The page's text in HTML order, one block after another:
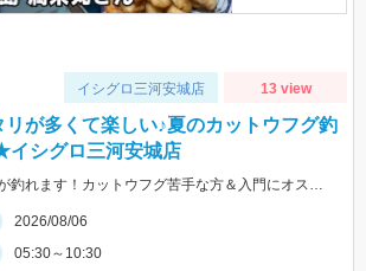
イシグロ三河安城店 13 view
が多くて楽しい♪夏のカットウフグ釣
イシグロ三河安城店
夏はアタリが多く、数が釣れます！カットウフグ苦手な方＆入門にオススメですよ～
2026/08/06
05:30～10:30